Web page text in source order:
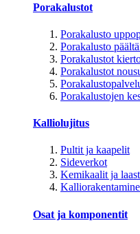
Porakalustot
Porakalusto
Porakalusto
Porakalustot
Porakalustot
Porakalustojen
Kalliolujitus
Pultit ja kaapelit
Sideverkot
Kemikaalit ja
Osat ja komponentit